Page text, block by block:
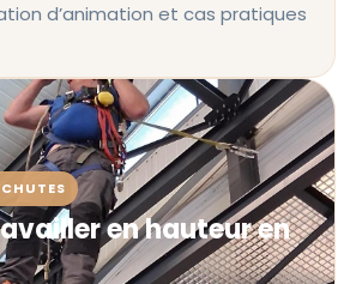
d’animation et cas pratiques
en hauteur en